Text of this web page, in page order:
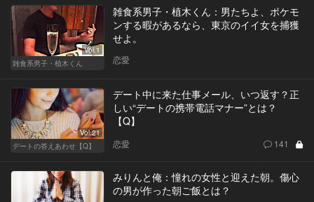
Vol.1
雑食系男子・植木くん
雑食系男子・植木くん：男たちよ、ポケモ
ンする暇があるなら、東京のイイ女を捕獲
せよ。
恋愛
Vol.21
デートの答えあわせ【Q】
デート中に来た仕事メール、いつ返す？正
しい“デートの携帯電話マナー”とは？
【Q】
恋愛 141
みりんと俺：憧れの女性と迎えた朝。傷心
の男が作った朝ご飯とは？